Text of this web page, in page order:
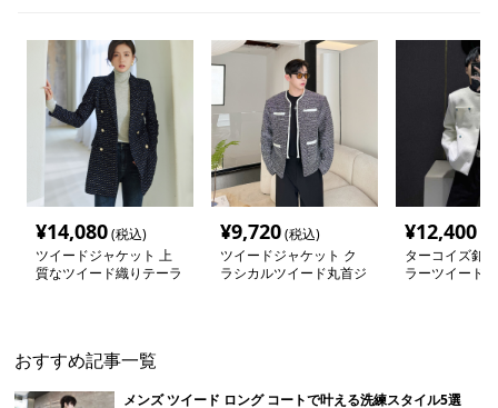
¥14,080(税込)
ツイードジャケット 上
質なツイード織りテーラ
¥9,720(税込)
ツイードジャケット ク
ラシカルツイード丸首ジ
¥12,400
ターコイズ釦
ラーツイード
おすすめ記事一覧
メンズ ツイード ロング コートで叶える洗練スタイル5選